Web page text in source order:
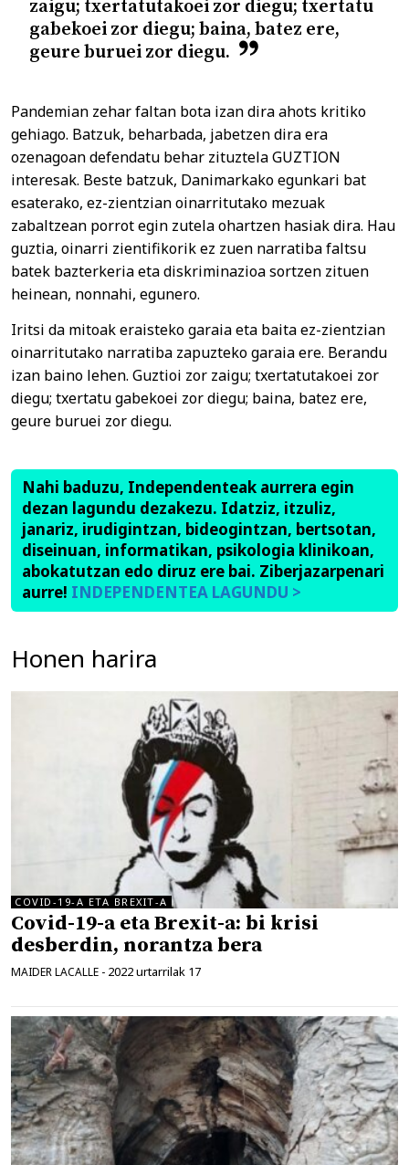
zaigu; txertatutakoei zor diegu; txertatu
gabekoei zor diegu; baina, batez ere,
geure buruei zor diegu.
Pandemian zehar faltan bota izan dira ahots kritiko
gehiago. Batzuk, beharbada, jabetzen dira era
ozenagoan defendatu behar zituztela GUZTION
interesak. Beste batzuk, Danimarkako egunkari bat
esaterako, ez-zientzian oinarritutako mezuak
zabaltzean porrot egin zutela ohartzen hasiak dira. Hau
guztia, oinarri zientifikorik ez zuen narratiba faltsu
batek bazterkeria eta diskriminazioa sortzen zituen
heinean, nonnahi, egunero.
Iritsi da mitoak eraisteko garaia eta baita ez-zientzian
oinarritutako narratiba zapuzteko garaia ere. Berandu
izan baino lehen. Guztioi zor zaigu; txertatutakoei zor
diegu; txertatu gabekoei zor diegu; baina, batez ere,
geure buruei zor diegu.
Nahi baduzu, Independenteak aurrera egin
dezan lagundu dezakezu. Idatziz, itzuliz,
janariz, irudigintzan, bideogintzan, bertsotan,
diseinuan, informatikan, psikologia klinikoan,
abokatutzan edo diruz ere bai. Ziberjazarpenari
aurre! INDEPENDENTEA LAGUNDU >
Honen harira
COVID-19-A ETA BREXIT-A
Covid-19-a eta Brexit-a: bi krisi
desberdin, norantza bera
MAIDER LACALLE - 2022 urtarrilak 17